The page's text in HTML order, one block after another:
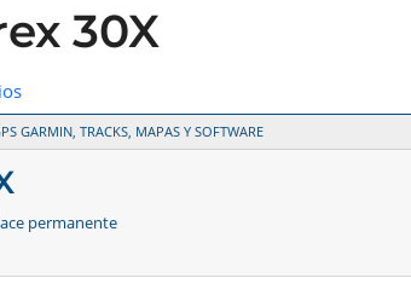
30X
GARMIN, TRACKS, MAPAS Y SOFTWARE
permanente